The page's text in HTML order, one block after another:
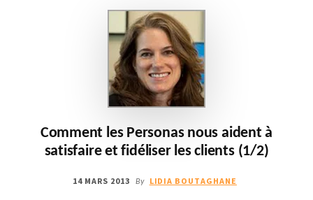
LES
(2/2)
Comment les Personas nous aident à
satisfaire et fidéliser les clients (1/2)
14 MARS 2013 By LIDIA BOUTAGHANE